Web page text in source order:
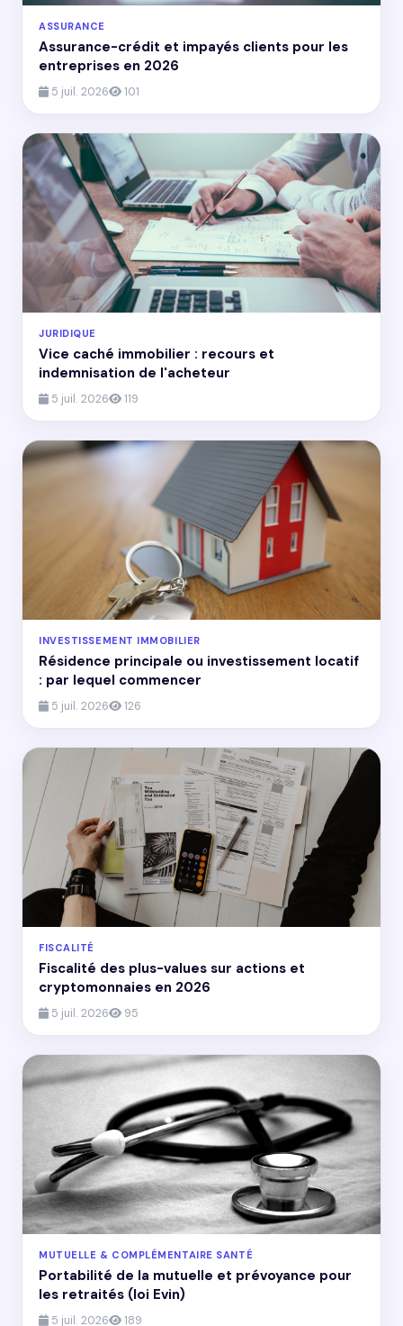
ASSURANCE
Assurance-crédit et impayés clients pour les
entreprises en 2026
5 juil. 2026 101
JURIDIQUE
Vice caché immobilier : recours et
indemnisation de l'acheteur
5 juil. 2026 119
INVESTISSEMENT IMMOBILIER
Résidence principale ou investissement locatif
: par lequel commencer
5 juil. 2026 126
FISCALITÉ
Fiscalité des plus-values sur actions et
cryptomonnaies en 2026
5 juil. 2026 95
MUTUELLE & COMPLÉMENTAIRE SANTÉ
Portabilité de la mutuelle et prévoyance pour
les retraités (loi Evin)
5 juil. 2026 189